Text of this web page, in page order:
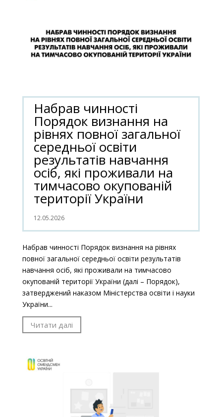
Набрав чинності
Порядок визнання на
рівнях повної загальної
середньої освіти
результатів навчання
осіб, які проживали на
тимчасово окупованій
території України
12.05.2026
Набрав чинності Порядок визнання на рівнях
повної загальної середньої освіти результатів
навчання осіб, які проживали на тимчасово
окупованій території України (далі – Порядок),
затверджений наказом Міністерства освіти і науки
України...
Читати далі